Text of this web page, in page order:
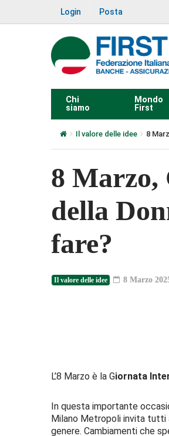
Login Posta
Chi
siamo
Mondo
First
Il valore delle idee 8
8 Marzo,
della
fare?
Il valore delle idee 8 Marzo
L’8 Marzo è la Giornata
In questa importante
Milano Metropoli invita tutti
genere. Cambiamenti che